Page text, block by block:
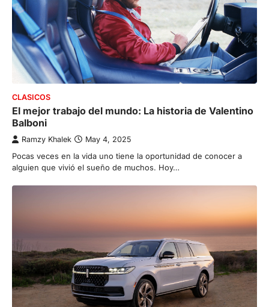
CLASICOS
El mejor trabajo del mundo: La historia de Valentino
Balboni
Ramzy Khalek May 4, 2025
Pocas veces en la vida uno tiene la oportunidad de conocer a
alguien que vivió el sueño de muchos. Hoy…